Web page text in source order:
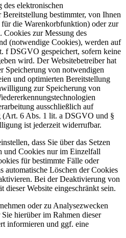
elektronischen
bestimmter, von Ihnen
die Warenkorbfunktion) oder zur
zur Messung des
(notwendige Cookies), werden auf
f DSGVO gespeichert, sofern keine
wird. Der Websitebetreiber hat
Speicherung von notwendigen
und optimierten Bereitstellung
zur Speicherung von
ausschließlich auf
6 Abs. 1 lit. a DSGVO und §
ist jederzeit widerrufbar.
dass Sie über das Setzen
und Cookies nur im Einzelfall
für bestimmte Fälle oder
automatische Löschen der Cookies
Bei der Deaktivierung von
Website eingeschränkt sein.
oder zu Analysezwecken
hierüber im Rahmen dieser
informieren und ggf. eine